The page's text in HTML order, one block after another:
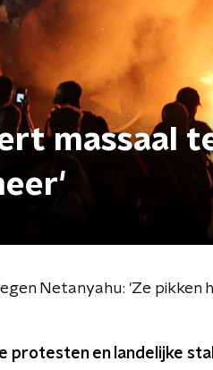
massaal
Netanyahu: 'Ze pikken
protesten en landelijke